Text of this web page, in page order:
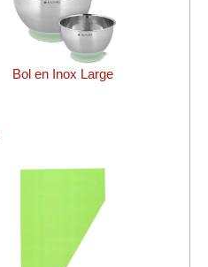
Bol en Inox Large